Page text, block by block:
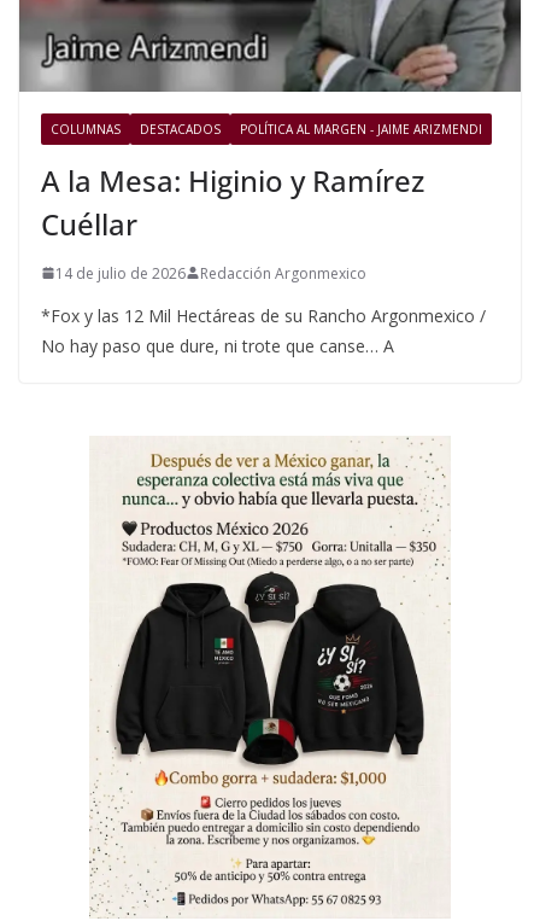
COLUMNAS DESTACADOS POLÍTICA AL MARGEN - JAIME ARIZMENDI
A la Mesa: Higinio y Ramírez
Cuéllar
14 de julio de 2026 Redacción Argonmexico
*Fox y las 12 Mil Hectáreas de su Rancho Argonmexico /
No hay paso que dure, ni trote que canse… A